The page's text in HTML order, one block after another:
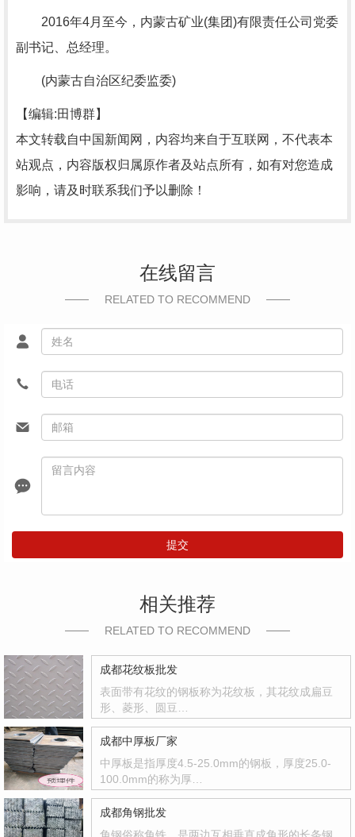
2016年4月至今，内蒙古矿业(集团)有限责任公司党委
副书记、总经理。
(内蒙古自治区纪委监委)
【编辑:田博群】
本文转载自中国新闻网，内容均来自于互联网，不代表本
站观点，内容版权归属原作者及站点所有，如有对您造成
影响，请及时联系我们予以删除！
在线留言
RELATED TO RECOMMEND
提交
相关推荐
RELATED TO RECOMMEND
成都花纹板批发
表面带有花纹的钢板称为花纹板，其花纹成扁豆
形、菱形、圆豆…
成都中厚板厂家
中厚板是指厚度4.5-25.0mm的钢板，厚度25.0-
100.0mm的称为厚…
成都角钢批发